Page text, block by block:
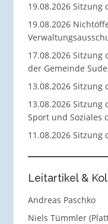
19.08.2026 Sitzung
19.08.2026
17.08.2026 Sitzung
der Gemeinde
13.08.2026 Sitzung
13.08.2026 Sitzung
Sport und Soziales
11.08.2026 Sitzung
Leitartikel &
Andreas Paschko
Niels Tümmler